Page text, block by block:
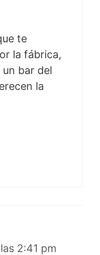
te
la fábrica,
bar del
la
2:41 pm